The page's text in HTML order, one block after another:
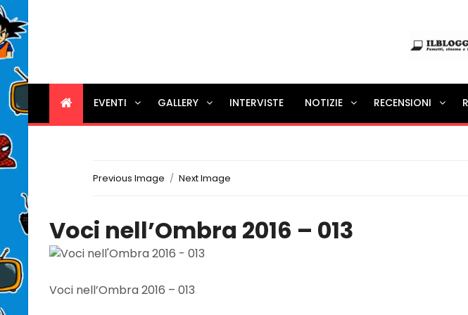
Il
EVENTI GALLERY INTERVISTE NOTIZIE RECENSIONI
Previous Image Next Image
Voci nell’Ombra 2016 – 013
Voci nell’Ombra 2016 – 013